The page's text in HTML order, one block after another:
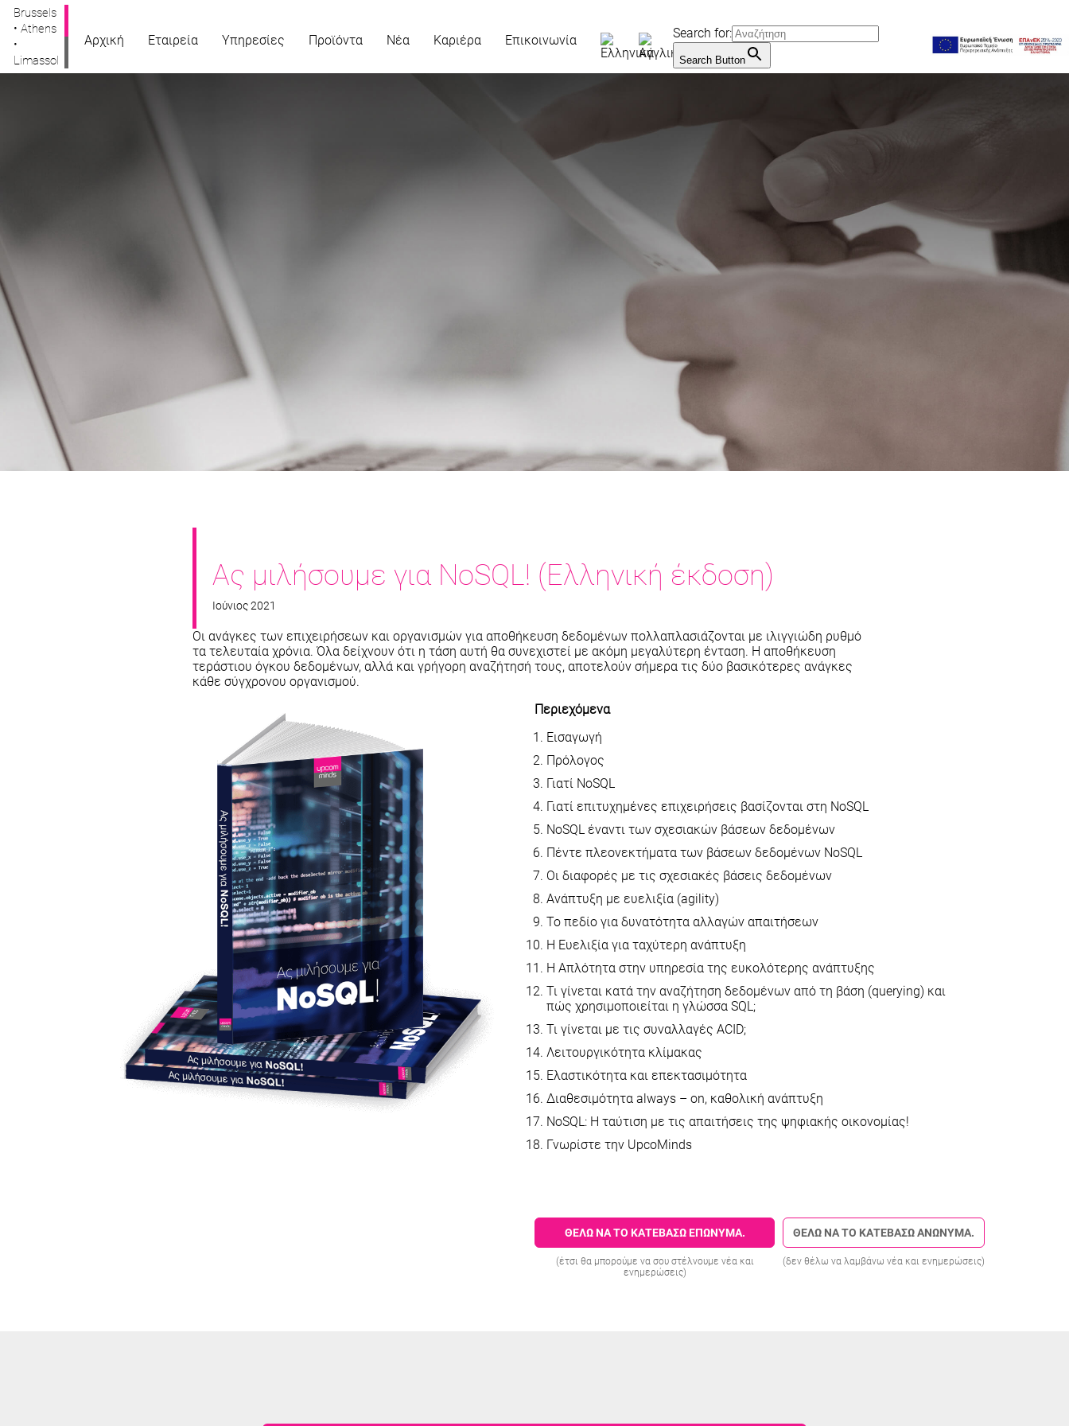
Brussels
• Athens
•
Limassol
Αρχική Εταιρεία Υπηρεσίες Προϊόντα Νέα Καριέρα Επικοινωνία Search for:
Search Button
Ας μιλήσουμε για NoSQL! (Ελληνική έκδοση)
Ιούνιος 2021
Οι ανάγκες των επιχειρήσεων και οργανισμών για αποθήκευση δεδομένων πολλαπλασιάζονται με ιλιγγιώδη ρυθμό
τα τελευταία χρόνια. Όλα δείχνουν ότι η τάση αυτή θα συνεχιστεί με ακόμη μεγαλύτερη ένταση. Η αποθήκευση
τεράστιου όγκου δεδομένων, αλλά και γρήγορη αναζήτησή τους, αποτελούν σήμερα τις δύο βασικότερες ανάγκες
κάθε σύγχρονου οργανισμού.
Περιεχόμενα
Εισαγωγή
Πρόλογος
Γιατί NoSQL
Γιατί επιτυχημένες επιχειρήσεις βασίζονται στη NoSQL
NoSQL έναντι των σχεσιακών βάσεων δεδομένων
Πέντε πλεονεκτήματα των βάσεων δεδομένων NoSQL
Οι διαφορές με τις σχεσιακές βάσεις δεδομένων
Ανάπτυξη με ευελιξία (agility)
Το πεδίο για δυνατότητα αλλαγών απαιτήσεων
Η Ευελιξία για ταχύτερη ανάπτυξη
Η Απλότητα στην υπηρεσία της ευκολότερης ανάπτυξης
Τι γίνεται κατά την αναζήτηση δεδομένων από τη βάση (querying) και
πώς χρησιμοποιείται η γλώσσα SQL;
Τι γίνεται με τις συναλλαγές ACID;
Λειτουργικότητα κλίμακας
Ελαστικότητα και επεκτασιμότητα
Διαθεσιμότητα always – on, καθολική ανάπτυξη
NoSQL: Η ταύτιση με τις απαιτήσεις της ψηφιακής οικονομίας!
Γνωρίστε την UpcoMinds
ΘΕΛΩ ΝΑ ΤΟ ΚΑΤΕΒΑΣΩ ΕΠΩΝΥΜΑ.
(έτσι θα μπορούμε να σου στέλνουμε νέα και
ενημερώσεις)
ΘΕΛΩ ΝΑ ΤΟ ΚΑΤΕΒΑΣΩ ΑΝΩΝΥΜΑ.
(δεν θέλω να λαμβάνω νέα και ενημερώσεις)